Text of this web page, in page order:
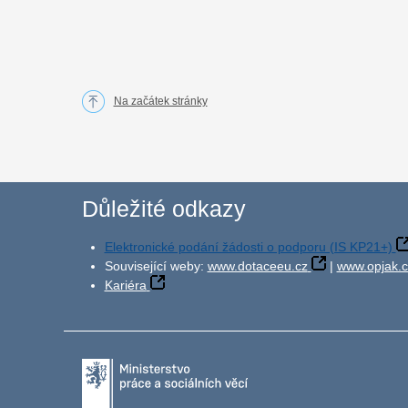
Na začátek stránky
Důležité odkazy
Elektronické podání žádosti o podporu (IS KP21+)
Související weby: www.dotaceeu.cz |
Kariéra